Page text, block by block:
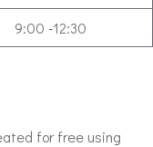
9:00 -12:30
for free using